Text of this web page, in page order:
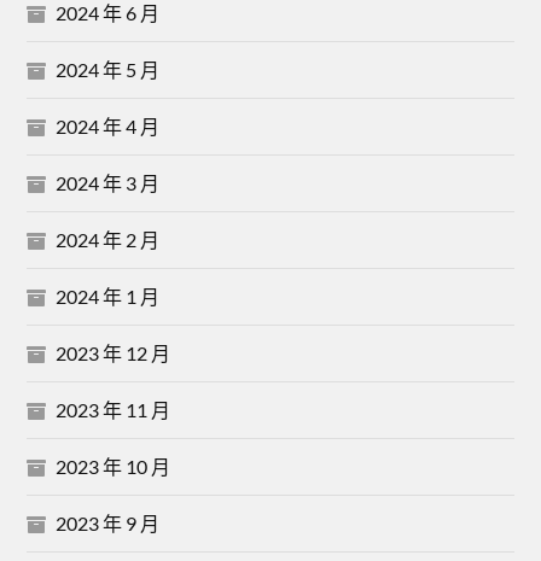
2024 年 6 月
2024 年 5 月
2024 年 4 月
2024 年 3 月
2024 年 2 月
2024 年 1 月
2023 年 12 月
2023 年 11 月
2023 年 10 月
2023 年 9 月